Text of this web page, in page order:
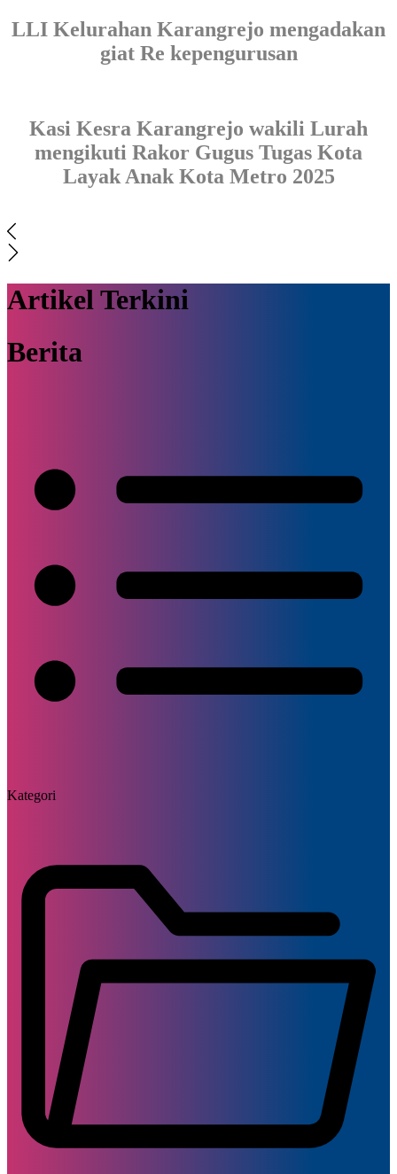
LLI Kelurahan Karangrejo mengadakan
giat Re kepengurusan
Kasi Kesra Karangrejo wakili Lurah
mengikuti Rakor Gugus Tugas Kota
Layak Anak Kota Metro 2025
Artikel Terkini
Berita
Kategori